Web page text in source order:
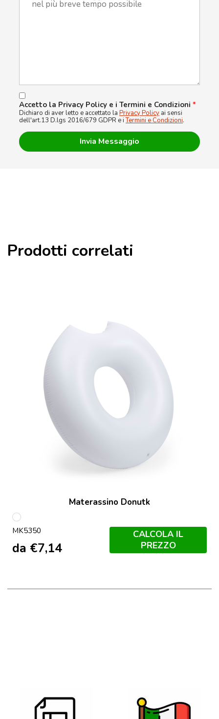
Accetto la Privacy Policy e i Termini e Condizioni *
Dichiaro di aver letto e accettato la Privacy Policy ai sensi
dell'art.13 D.lgs 2016/679 GDPR e iTermini e Condizioni.
Prodotti correlati
Materassino Donutk
Bianco
MK5350
da €7,14
CALCOLA IL
PREZZO